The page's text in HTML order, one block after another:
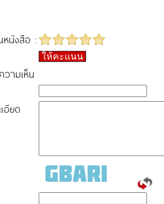
หนังสือ :
ให้คะแนน
วามเห็น
อียด